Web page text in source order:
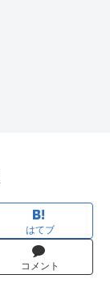
はてブ
コメント